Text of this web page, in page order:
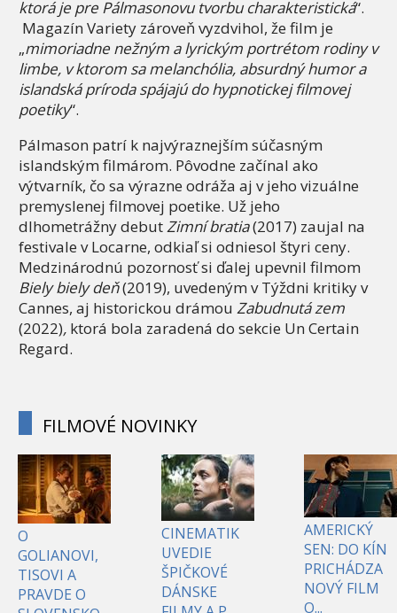
ktorá je pre Pálmasonovu tvorbu charakteristická“.
Magazín Variety zároveň vyzdvihol, že film je
„mimoriadne nežným a lyrickým portrétom rodiny v
limbe, v ktorom sa melanchólia, absurdný humor a
islandská príroda spájajú do hypnotickej filmovej
poetiky“.
Pálmason patrí k najvýraznejším súčasným
islandským filmárom. Pôvodne začínal ako
výtvarník, čo sa výrazne odráža aj v jeho vizuálne
premyslenej filmovej poetike. Už jeho
dlhometrážny debutZimní bratia(2017) zaujal na
festivale v Locarne, odkiaľ si odniesol štyri ceny.
Medzinárodnú pozornosť si ďalej upevnil filmom
Biely biely deň(2019), uvedeným v Týždni kritiky v
Cannes, aj historickou drámou Zabudnutá zem
(2022), ktorá bola zaradená do sekcie Un Certain
Regard.
FILMOVÉ NOVINKY
O
GOLIANOVI,
TISOVI A
PRAVDE O
CINEMATIK
UVEDIE
ŠPIČKOVÉ
DÁNSKE
AMERICKÝ
SEN: DO KÍN
PRICHÁDZA
NOVÝ FILM
O...